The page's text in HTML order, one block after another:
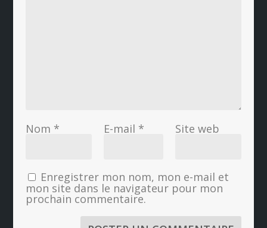
Nom * E-mail * Site web
Enregistrer mon nom, mon e-mail et
mon site dans le navigateur pour mon
prochain commentaire.